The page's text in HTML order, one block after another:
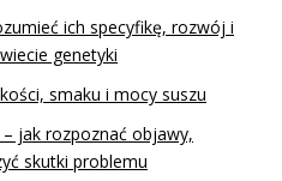
ich specyfikę, rozwój i
genetyki
smaku i mocy suszu
jak rozpoznać objawy,
skutki problemu